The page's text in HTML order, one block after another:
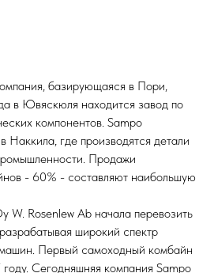
базирующаяся в Пори,
в Ювяскюля находится завод по
компонентов. Sampo
Наккила, где производятся детали
Продажи
- 60% - составляют наибольшую
W. Rosenlew Ab начала перевозить
широкий спектр
Первый самоходный комбайн
Сегодняшняя компания Sampo